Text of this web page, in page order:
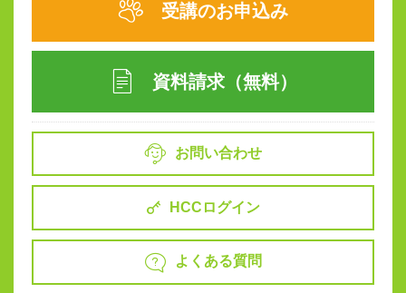
受講のお申込み
資料請求（無料）
お問い合わせ
HCCログイン
よくある質問